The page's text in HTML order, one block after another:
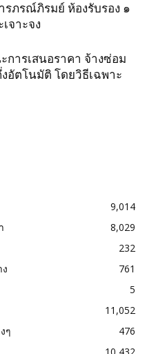
รภรณ์ภิรมย์ ห้องรับรอง ๑
จาะจง
การเสนอราคา จ้างซ่อม
งอัตโนมัติ โดยวิธีเฉพาะ
9,014
8,029
232
761
5
11,052
ๆ
476